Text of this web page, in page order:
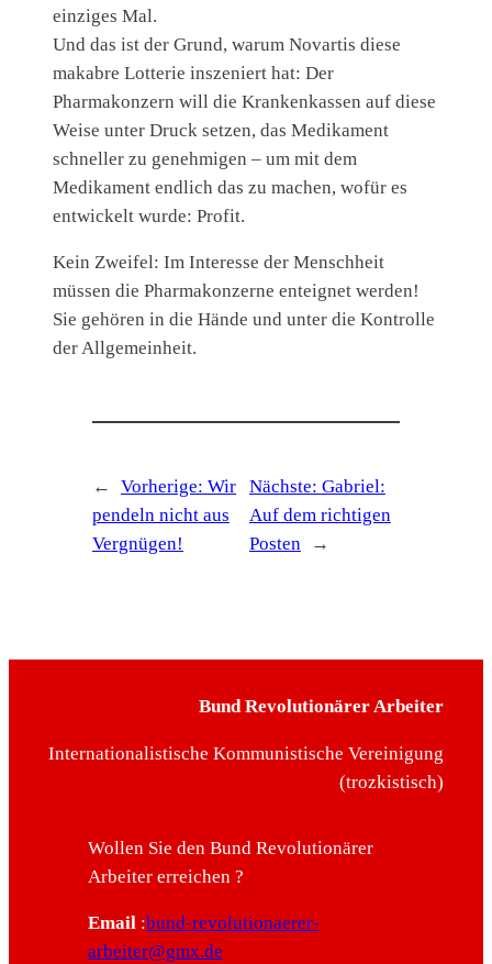
einziges Mal.
Und das ist der Grund, warum Novartis diese
makabre Lotterie inszeniert hat: Der
Pharmakonzern will die Krankenkassen auf diese
Weise unter Druck setzen, das Medikament
schneller zu genehmigen – um mit dem
Medikament endlich das zu machen, wofür es
entwickelt wurde: Profit.
Kein Zweifel: Im Interesse der Menschheit
müssen die Pharmakonzerne enteignet werden!
Sie gehören in die Hände und unter die Kontrolle
der Allgemeinheit.
← Vorherige: Wir
pendeln nicht aus
Vergnügen!
Nächste: Gabriel:
Auf dem richtigen
Posten
→
Bund Revolutionärer Arbeiter
Internationalistische Kommunistische Vereinigung
(trozkistisch)
Wollen Sie den Bund Revolutionärer
Arbeiter erreichen ?
Email:bund-revolutionaerer-
arbeiter@gmx.de